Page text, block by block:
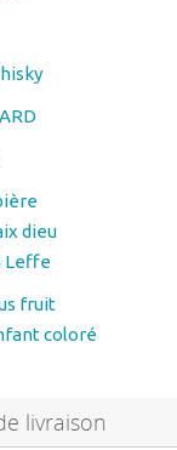
dieu
Leffe
fruit
coloré
livraison